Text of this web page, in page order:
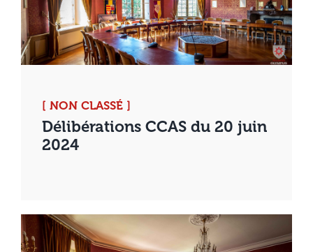
[ NON CLASSÉ ]
Délibérations CCAS du 20 juin
2024